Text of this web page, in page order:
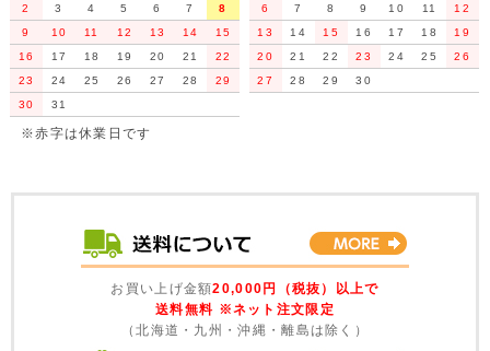
2
3 4 5 6 7
8
9
10 11 12 13 14
15
16
17 18 19 20 21
22
23
24 25 26 27 28
29
30
31
6
7 8 9 10 11
12
13
14 15 16 17 18
19
20
21 22 23 24 25
26
27
28 29 30
※赤字は休業日です
お買い上げ金額20,000円（税抜）以上で
送料無料 ※ネット注文限定
（北海道・九州・沖縄・離島は除く）